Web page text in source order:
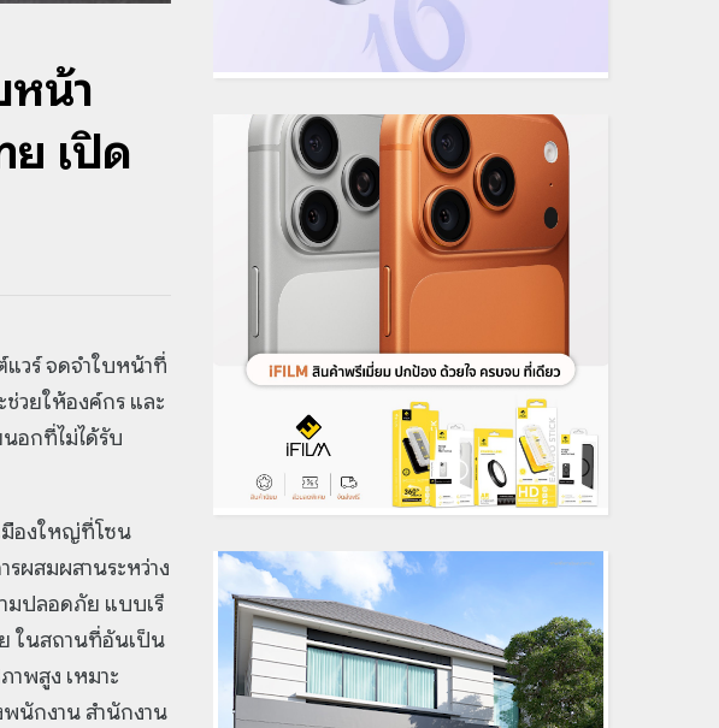
หน้า
ย เปิด
แวร์ จดจำใบหน้าที่
วยให้องค์กร และ
อกที่ไม่ได้รับ
มืองใหญ่ที่โซน
รผสมผสานระหว่าง
มปลอดภัย แบบเรี
ในสถานที่อันเป็น
าพสูง เหมาะ
นักงาน สำนักงาน